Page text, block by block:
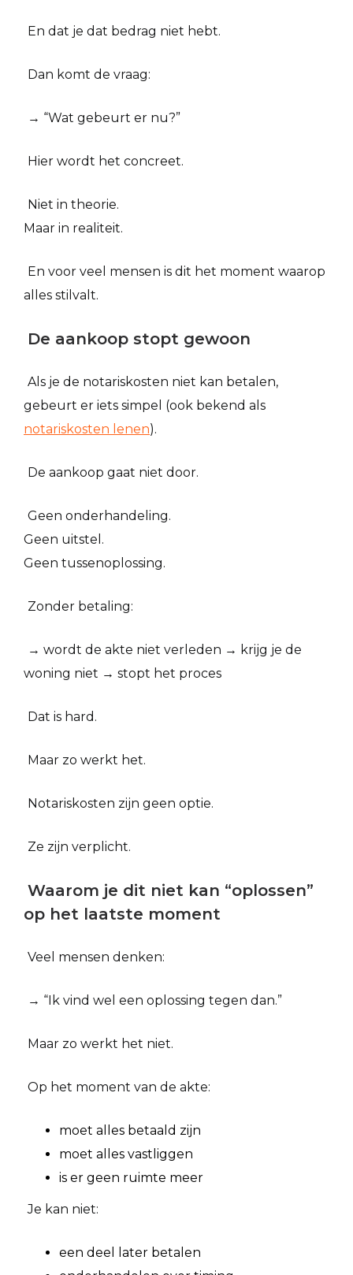
En dat je dat bedrag niet hebt.
Dan komt de vraag:
→ “Wat gebeurt er nu?”
Hier wordt het concreet.
Niet in theorie.
Maar in realiteit.
En voor veel mensen is dit het moment waarop
alles stilvalt.
De aankoop stopt gewoon
Als je de notariskosten niet kan betalen,
gebeurt er iets simpel (ook bekend als
notariskosten lenen).
De aankoop gaat niet door.
Geen onderhandeling.
Geen uitstel.
Geen tussenoplossing.
Zonder betaling:
→ wordt de akte niet verleden → krijg je de
woning niet → stopt het proces
Dat is hard.
Maar zo werkt het.
Notariskosten zijn geen optie.
Ze zijn verplicht.
Waarom je dit niet kan “oplossen”
op het laatste moment
Veel mensen denken:
→ “Ik vind wel een oplossing tegen dan.”
Maar zo werkt het niet.
Op het moment van de akte:
moet alles betaald zijn
moet alles vastliggen
is er geen ruimte meer
Je kan niet:
een deel later betalen